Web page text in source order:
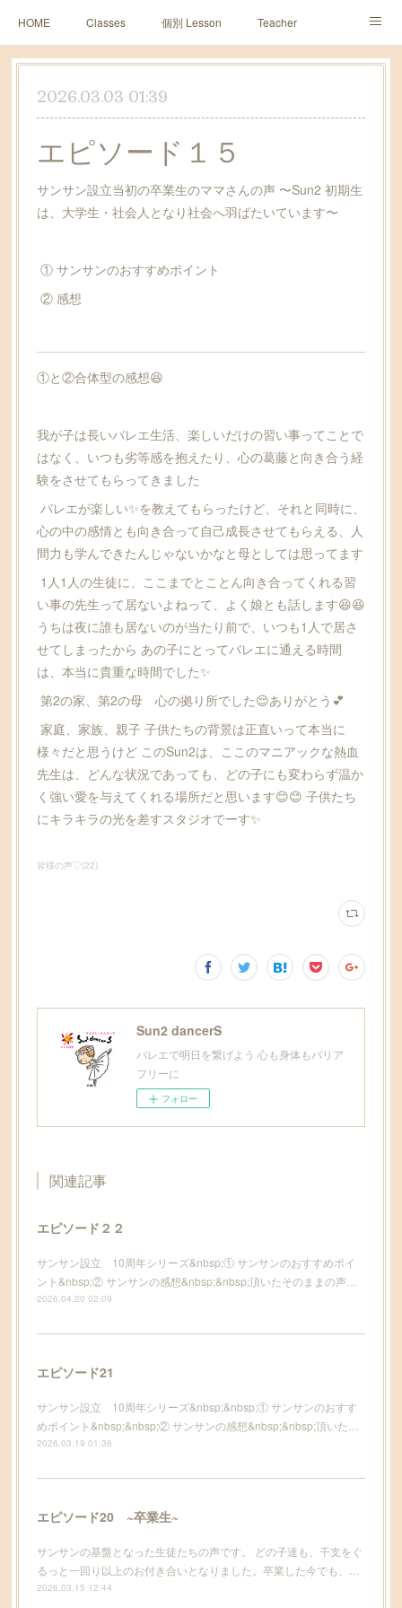
HOME Classes 個別 Lesson Teacher
Sun2 Diary レッスン予約 皆様の声~１０周年~
2026.03.03 01:39
エピソード１５
サンサン設立当初の卒業生のママさんの声 〜Sun2 初期生
は、大学生・社会人となり社会へ羽ばたいています〜
① サンサンのおすすめポイント
② 感想
①と②合体型の感想😆
我が子は長いバレエ生活、楽しいだけの習い事ってことで
はなく、いつも劣等感を抱えたり、心の葛藤と向き合う経
験をさせてもらってきました
バレエが楽しい✨️を教えてもらったけど、それと同時に、
心の中の感情とも向き合って自己成長させてもらえる、人
間力も学んできたんじゃないかなと母としては思ってます
1人1人の生徒に、ここまでとことん向き合ってくれる習
い事の先生って居ないよねって、よく娘とも話します😆😆
うちは夜に誰も居ないのが当たり前で、いつも1人で居さ
せてしまったから あの子にとってバレエに通える時間
は、本当に貴重な時間でした✨️
第2の家、第2の母 心の拠り所でした😌ありがとう💕
家庭、家族、親子 子供たちの背景は正直いって本当に
様々だと思うけど このSun2は、ここのマニアックな熱血
先生は、どんな状況であっても、どの子にも変わらず温か
く強い愛を与えてくれる場所だと思います😊😊 子供たち
にキラキラの光を差すスタジオでーす✨️
皆様の声♡(22)
Sun2 dancerS
バレエで明日を繋げよう 心も身体もバリア
フリーに
フォロー
関連記事
エピソード２２
サンサン設立 10周年シリーズ&nbsp;① サンサンのおすすめポイ
ント&nbsp;② サンサンの感想&nbsp;&nbsp;頂いたそのままの声…
2026.04.20 02:09
エピソード21
サンサン設立 10周年シリーズ&nbsp;&nbsp;① サンサンのおすす
めポイント&nbsp;&nbsp;② サンサンの感想&nbsp;&nbsp;頂いた…
2026.03.19 01:36
エピソード20 ~卒業生~
サンサンの基盤となった生徒たちの声です。 どの子達も、干支をぐ
るっと一回り以上のお付き合いとなりました。卒業した今でも、…
2026.03.15 12:44